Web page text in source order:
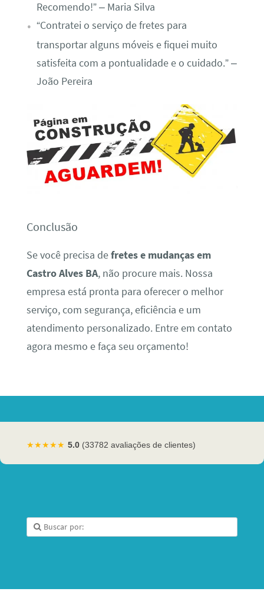
Recomendo!” – Maria Silva
“Contratei o serviço de fretes para
transportar alguns móveis e fiquei muito
satisfeita com a pontualidade e o cuidado.” –
João Pereira
Conclusão
Se você precisa defretes e mudanças em
Castro Alves BA, não procure mais. Nossa
empresa está pronta para oferecer o melhor
serviço, com segurança, eficiência e um
atendimento personalizado. Entre em contato
agora mesmo e faça seu orçamento!
★★★★★ 5.0 (33782 avaliações de clientes)